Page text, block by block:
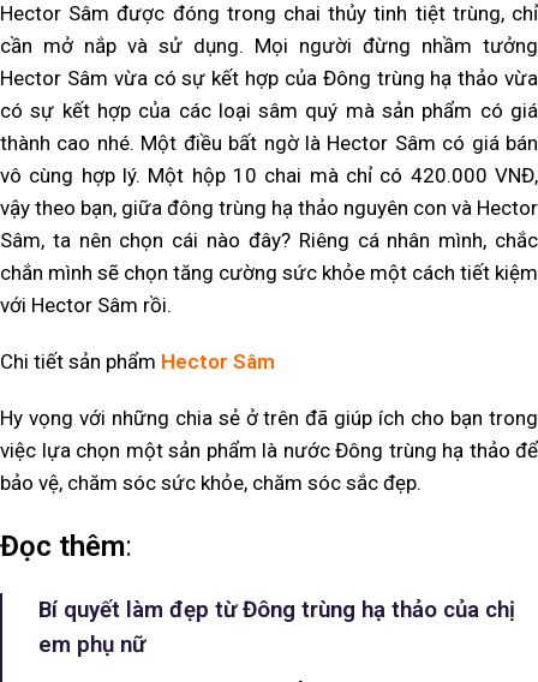
Hector Sâm được đóng trong chai thủy tinh tiệt trùng, chỉ
cần mở nắp và sử dụng. Mọi người đừng nhầm tưởng
Hector Sâm vừa có sự kết hợp của Đông trùng hạ thảo vừa
có sự kết hợp của các loại sâm quý mà sản phẩm có giá
thành cao nhé. Một điều bất ngờ là Hector Sâm có giá bán
vô cùng hợp lý. Một hộp 10 chai mà chỉ có 420.000 VNĐ,
vậy theo bạn, giữa đông trùng hạ thảo nguyên con và Hector
Sâm, ta nên chọn cái nào đây? Riêng cá nhân mình, chắc
chắn mình sẽ chọn tăng cường sức khỏe một cách tiết kiệm
với Hector Sâm rồi.
Chi tiết sản phẩm Hector Sâm
Hy vọng với những chia sẻ ở trên đã giúp ích cho bạn trong
việc lựa chọn một sản phẩm là nước Đông trùng hạ thảo để
bảo vệ, chăm sóc sức khỏe, chăm sóc sắc đẹp.
Đọc thêm:
Bí quyết làm đẹp từ Đông trùng hạ thảo của chị
em phụ nữ